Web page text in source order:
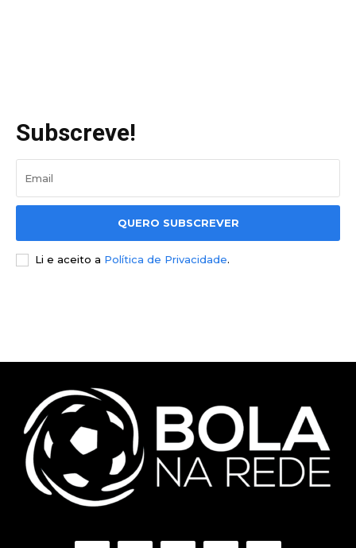
Subscreve!
QUERO SUBSCREVER
Li e aceito a Política de Privacidade.